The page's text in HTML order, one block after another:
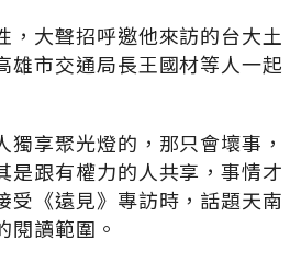
，大聲招呼邀他來訪的台大土
雄市交通局長王國材等人一起
獨享聚光燈的，那只會壞事，
是跟有權力的人共享，事情才
受《遠見》專訪時，話題天南
閱讀範圍。